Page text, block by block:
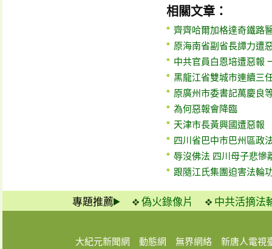
相關文章：
齊齊哈爾加格達奇鐵路
原海南省副省長譚力遭
中共官員白恩培遭惡報
黑龍江省雙城市連續三
原廣州市委書記萬慶良
為何惡報會降臨
天津市長黃興國遭惡報
四川省巴中市巴州區政
辱沒佛法 四川母子悲慘
跟隨江氏集團迫害法輪
專題推薦 偽火錄像片 中共活摘法
大紀元新聞網 動態網 無界網絡
新唐人電視